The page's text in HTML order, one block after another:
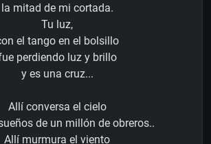
la mitad de mi cortada.
Tu luz,
el tango en el bolsillo
perdiendo luz y brillo
y es una cruz...
Allí conversa el cielo
de un millón de obreros..
Allí murmura el viento